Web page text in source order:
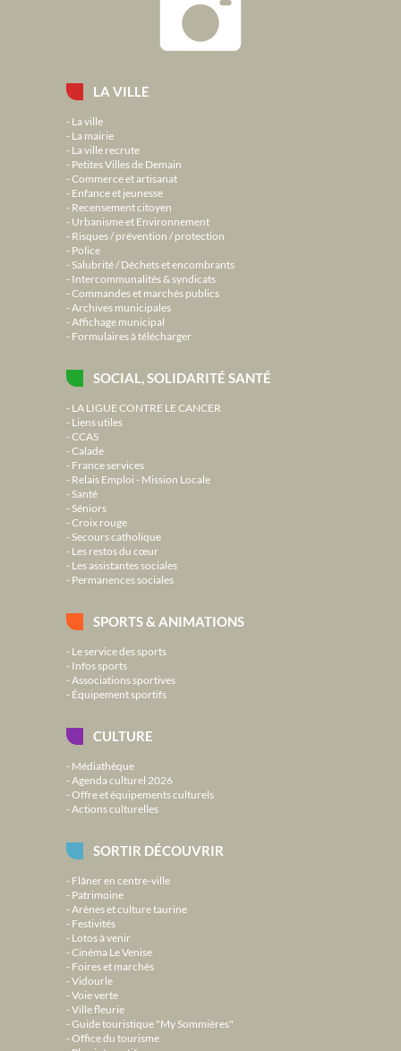
LA VILLE
La ville
La mairie
La ville recrute
Petites Villes de Demain
Commerce et artisanat
Enfance et jeunesse
Recensement citoyen
Urbanisme et Environnement
Risques / prévention / protection
Police
Salubrité / Déchets et encombrants
Intercommunalités & syndicats
Commandes et marchés publics
Archives municipales
Affichage municipal
Formulaires à télécharger
SOCIAL, SOLIDARITÉ SANTÉ
LA LIGUE CONTRE LE CANCER
Liens utiles
CCAS
Calade
France services
Relais Emploi - Mission Locale
Santé
Séniors
Croix rouge
Secours catholique
Les restos du cœur
Les assistantes sociales
Permanences sociales
SPORTS & ANIMATIONS
Le service des sports
Infos sports
Associations sportives
Équipement sportifs
CULTURE
Médiathèque
Agenda culturel 2026
Offre et équipements culturels
Actions culturelles
SORTIR DÉCOUVRIR
Flâner en centre-ville
Patrimoine
Arènes et culture taurine
Festivités
Lotos à venir
Cinéma Le Venise
Foires et marchés
Vidourle
Voie verte
Ville fleurie
Guide touristique "My Sommières"
Office du tourisme